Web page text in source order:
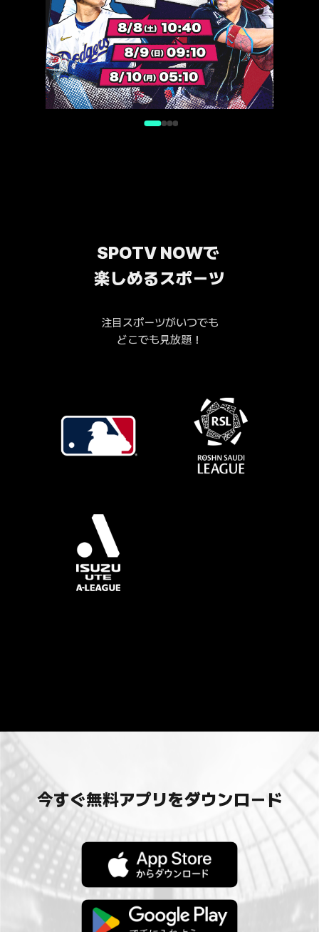
SPOTV NOWで
楽しめるスポーツ
注目スポーツがいつでも
どこでも見放題！
今すぐ無料アプリをダウンロード